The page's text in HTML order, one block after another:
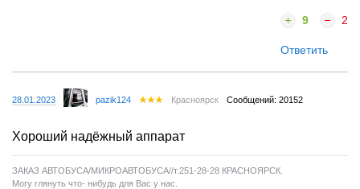
9 2
Ответить
28.01.2023 pazik124 Красноярск Сообщений: 20152
Хороший надёжный аппарат
ЗАКАЗ АВТОБУСА/МИКРОАВТОБУСА//т.251-28-28 КРАСНОЯРСК.
Могу глянуть что- нибудь для Вас у нас.